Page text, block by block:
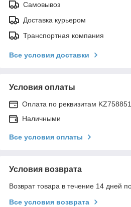
Самовывоз
Доставка курьером
Транспортная компания
Все условия доставки
Условия оплаты
Оплата по реквизитам
Наличными
Все условия оплаты
Условия возврата
Возврат товара в течение 14 дней
Все условия возврата